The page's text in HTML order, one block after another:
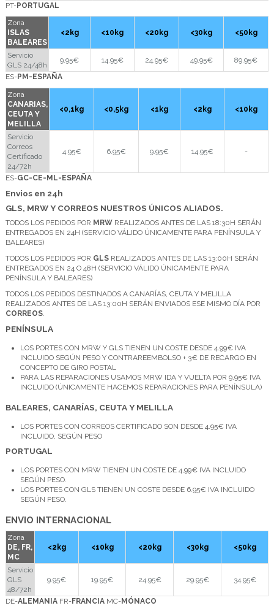
PT-PORTUGAL
Zona
ISLAS
BALEARES
<2kg <10kg <20kg <30kg <50kg
Servicio
GLS 24/48h
9.95€ 14.95€ 24.95€ 49.95€
89.95€
ES-PM-ESPAÑA
Zona
CANARIAS,
CEUTA Y
MELILLA
<0,1kg <0,5kg <1kg <2kg <10kg
Servicio
Correos
Certificado
24/72h
4.95€ 6.95€ 9.95€ 14.95€ -
ES-GC-CE-ML-ESPAÑA
Envios en 24h
GLS, MRW Y CORREOS NUESTROS ÚNICOS ALIADOS.
TODOS LOS PEDIDOS POR MRW REALIZADOS ANTES DE LAS 18:30H SERÁN
ENTREGADOS EN 24H (SERVICIO VÁLIDO ÚNICAMENTE PARA PENÍNSULA Y
BALEARES)
TODOS LOS PEDIDOS POR GLS REALIZADOS ANTES DE LAS 13:00H SERÁN
ENTREGADOS EN 24 O 48H (SERVICIO VÁLIDO ÚNICAMENTE PARA
PENÍNSULA Y BALEARES)
TODOS LOS PEDIDOS DESTINADOS A CANARÍAS, CEUTA Y MELILLA
REALIZADOS ANTES DE LAS 13:00H SERÁN ENVIADOS ESE MISMO DÍA POR
CORREOS
PENÍNSULA
LOS PORTES CON MRW Y GLS TIENEN UN COSTE DESDE 4.99€ IVA
INCLUIDO SEGÚN PESO Y CONTRAREEMBOLSO + 3€ DE RECARGO EN
CONCEPTO DE GIRO POSTAL
PARA LAS REPARACIONES USAMOS MRW IDA Y VUELTA POR 9.95€ IVA
INCLUIDO (ÚNICAMENTE HACEMOS REPARACIONES PARA PENÍNSULA)
BALEARES, CANARÍAS, CEUTA Y MELILLA
LOS PORTES CON CORREOS CERTIFICADO SON DESDE 4.95€ IVA
INCLUIDO, SEGÚN PESO
PORTUGAL
LOS PORTES CON MRW TIENEN UN COSTE DE 4,99€ IVA INCLUIDO
SEGÚN PESO.
LOS PORTES CON GLS TIENEN UN COSTE DESDE 6.95€ IVA INCLUIDO
SEGÚN PESO.
ENVIO INTERNACIONAL
Zona
DE, FR,
MC
<2kg <10kg <20kg <30kg <50kg
Servicio
GLS
48/72h
9.95€ 19.95€ 24.95€ 29.95€ 34.95€
DE-ALEMANIA FR-FRANCIA MC-MÓNACO